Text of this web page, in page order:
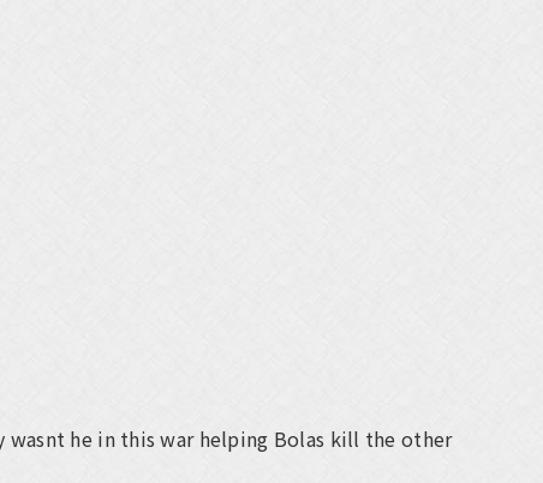
wasnt he in this war helping Bolas kill the other